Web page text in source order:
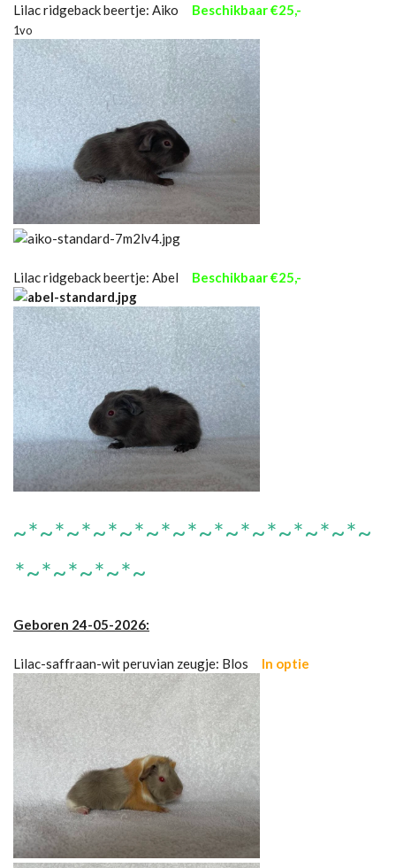
Lilac ridgeback beertje: Aiko Beschikbaar €25,-
1vo
Lilac ridgeback beertje: Abel Beschikbaar €25,-
~*~*~*~*~*~*~*~*~*~*~*~*~*~
*~*~*~*~*~
Geboren 24-05-2026:
Lilac-saffraan-wit peruvian zeugje: Blos In optie